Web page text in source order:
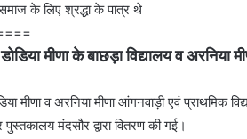
के लिए श्रद्धा के पात्र थे
मीणा के बाछड़ा विद्यालय व
मीणा व अरनिया मीणा आंगनवाड़ी एवं प्राथमिक
पुस्तकालय मंदसौर द्वारा वितरण की गई।